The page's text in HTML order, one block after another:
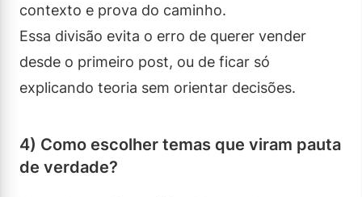
contexto e prova do caminho.
Essa divisão evita o erro de querer vender
desde o primeiro post, ou de ficar só
explicando teoria sem orientar decisões.
4) Como escolher temas que viram pauta
de verdade?